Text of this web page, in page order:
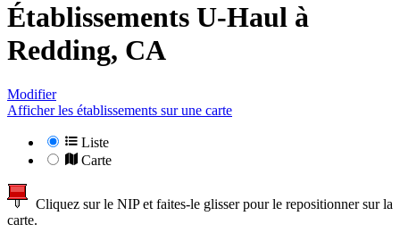
Établissements U-Haul à
Redding, CA
Modifier
Afficher les établissements sur une carte
Liste
Carte
Cliquez sur le NIP et faites-le glisser pour le repositionner sur la
carte.